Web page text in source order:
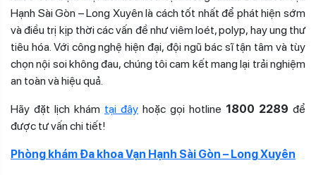
Hạnh Sài Gòn – Long Xuyên là cách tốt nhất để phát hiện sớm
và điều trị kịp thời các vấn đề như viêm loét, polyp, hay ung thư
tiêu hóa. Với công nghệ hiện đại, đội ngũ bác sĩ tận tâm và tùy
chọn nội soi không đau, chúng tôi cam kết mang lại trải nghiệm
an toàn và hiệu quả.
Hãy đặt lịch khám tại đây hoặc gọi hotline 1800 2289 để
được tư vấn chi tiết!
Phòng khám Đa khoa Vạn Hạnh Sài Gòn – Long Xuyên